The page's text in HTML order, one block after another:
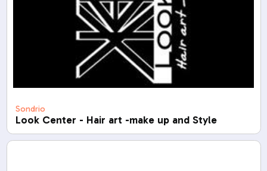
Sondrio
Look Center - Hair art -make up and Style